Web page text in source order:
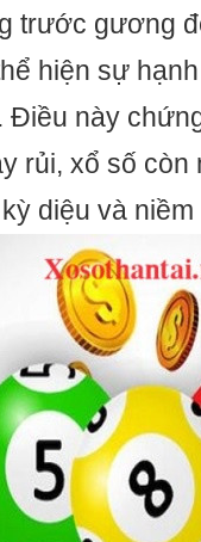
trước gương
hiện sự
Điều này
rủi, xổ số
diệu và